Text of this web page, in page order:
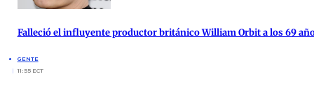
Falleció el influyente productor británico William Orbit a los 69
GENTE
11:55 ECT